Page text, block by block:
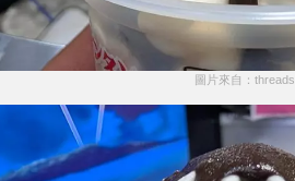
圖片來自：threads